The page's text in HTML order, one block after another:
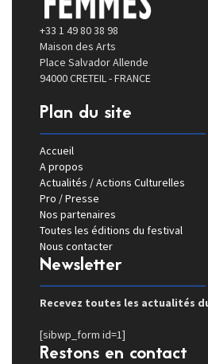
+33 1 49 80 38 98
Maison des Arts
Place Salvador Allende
94000 CRETEIL - FRANCE
Plan du site
Accueil
A propos
Actualités / Actions Culturelles
Pro / Presse
Nos partenaires
Toutes les éditions du festival
Nous contacter
Newsletter
Recevez toutes les actualités
[sibwp_form id=1]
Restons en contact